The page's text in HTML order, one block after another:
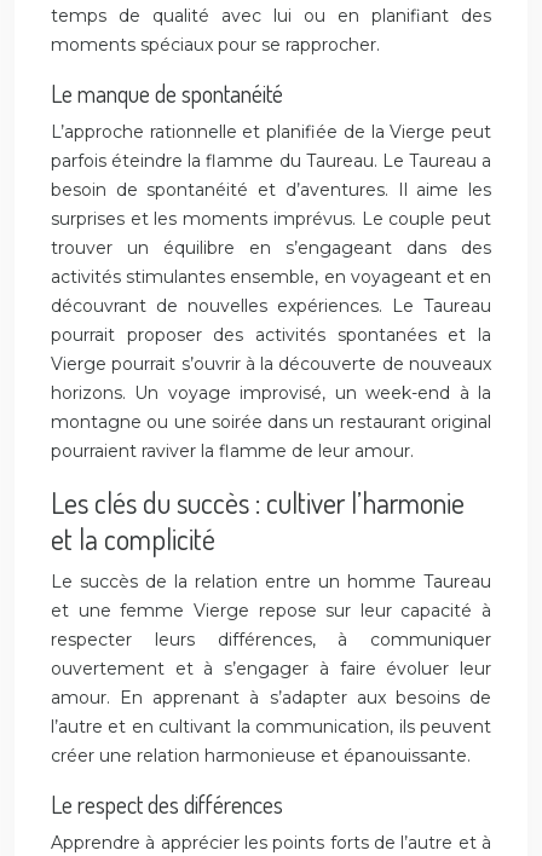
temps de qualité avec lui ou en planifiant des
moments spéciaux pour se rapprocher.
Le manque de spontanéité
L’approche rationnelle et planifiée de la Vierge peut
parfois éteindre la flamme du Taureau. Le Taureau a
besoin de spontanéité et d’aventures. Il aime les
surprises et les moments imprévus. Le couple peut
trouver un équilibre en s’engageant dans des
activités stimulantes ensemble, en voyageant et en
découvrant de nouvelles expériences. Le Taureau
pourrait proposer des activités spontanées et la
Vierge pourrait s’ouvrir à la découverte de nouveaux
horizons. Un voyage improvisé, un week-end à la
montagne ou une soirée dans un restaurant original
pourraient raviver la flamme de leur amour.
Les clés du succès : cultiver l’harmonie
et la complicité
Le succès de la relation entre un homme Taureau
et une femme Vierge repose sur leur capacité à
respecter leurs différences, à communiquer
ouvertement et à s’engager à faire évoluer leur
amour. En apprenant à s’adapter aux besoins de
l’autre et en cultivant la communication, ils peuvent
créer une relation harmonieuse et épanouissante.
Le respect des différences
Apprendre à apprécier les points forts de l’autre et à